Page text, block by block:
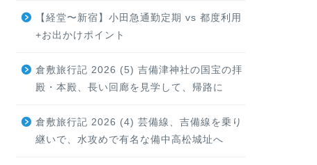
【経堂〜新宿】小田急通勤定期 vs 都度利用
+お出かけポイント
倉敷旅行記 2026 (5) 吉備津神社の国宝の拝
殿・本殿、長い回廊を見学して、帰路に
倉敷旅行記 2026 (4) 芸備線、吉備線を乗り
継いで、水攻めで有名な備中高松城址へ